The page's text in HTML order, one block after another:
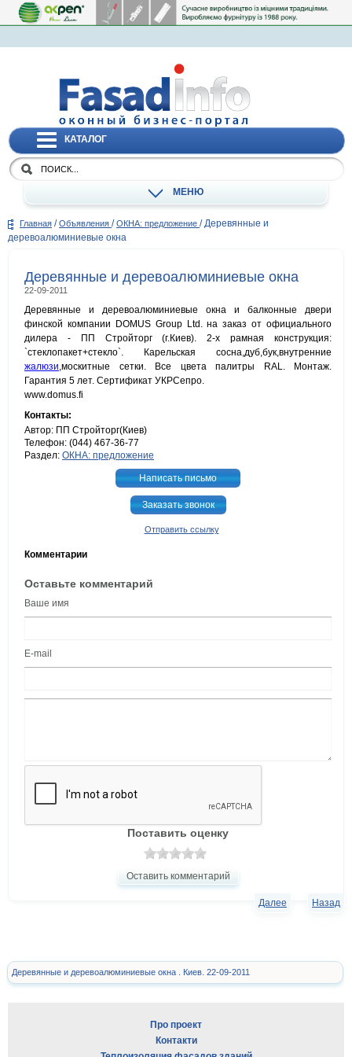
КАТАЛОГ
МЕНЮ
Главная / Объявления / ОКНА: предложение / Деревянные и
деревоалюминиевые окна
Деревянные и деревоалюминиевые окна
22-09-2011
Деревянные и деревоалюминиевые окна и балконные двери
финской компании DOMUS Group Ltd. на заказ от официального
дилера - ПП Стройторг (г.Киев). 2-х рамная конструкция:
`стеклопакет+стекло`. Карельская сосна,дуб,бук,внутренние
жалюзи,москитные сетки. Все цвета палитры RAL. Монтаж.
Гарантия 5 лет. Сертификат УКРСепро.
www.domus.fi
Контакты:
Автор: ПП Стройторг(Киев)
Телефон: (044) 467-36-77
Раздел: ОКНА: предложение
Написать письмо
Заказать звонок
Отправить ссылку
Комментарии
Оставьте комментарий
Ваше имя
E-mail
Поставить оценку
Оставить комментарий
Назад
Далее
Деревянные и деревоалюминиевые окна . Киев. 22-09-2011
Про проект
Контакти